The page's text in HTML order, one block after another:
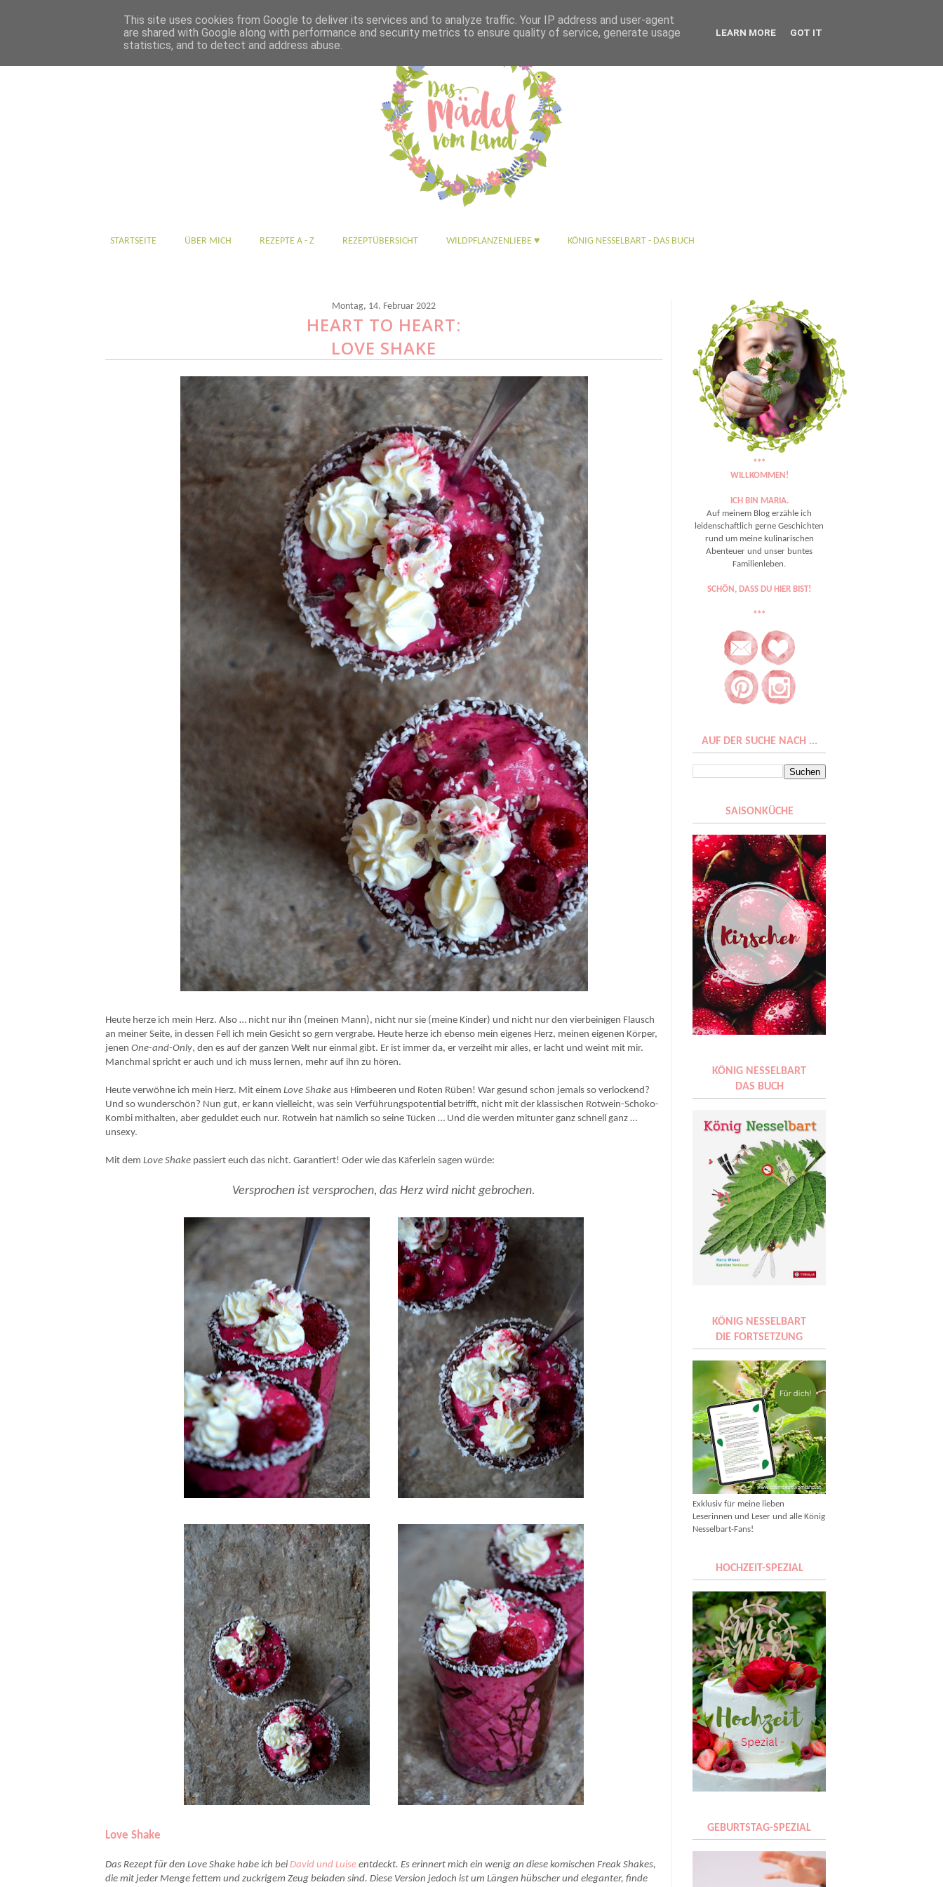
STARTSEITE ÜBER MICH REZEPTE A - Z REZEPTÜBERSICHT WILDPFLANZENLIEBE ♥ KÖNIG NESSELBART - DAS BUCH
Montag, 14. Februar 2022
HEART TO HEART:
LOVE SHAKE
Heute herze ich mein Herz. Also … nicht nur ihn (meinen Mann), nicht nur sie (meine Kinder) und nicht nur den vierbeinigen Flausch
an meiner Seite, in dessen Fell ich mein Gesicht so gern vergrabe. Heute herze ich ebenso mein eigenes Herz, meinen eigenen Körper,
jenenOne-and-Only, den es auf der ganzen Welt nur einmal gibt. Er ist immer da, er verzeiht mir alles, er lacht und weint mit mir.
Manchmal spricht er auch und ich muss lernen, mehr auf ihn zu hören.
Heute verwöhne ich mein Herz. Mit einemLove Shake aus Himbeeren und Roten Rüben! War gesund schon jemals so verlockend?
Und so wunderschön? Nun gut, er kann vielleicht, was sein Verführungspotential betrifft, nicht mit der klassischen Rotwein-Schoko-
Kombi mithalten, aber geduldet euch nur. Rotwein hat nämlich so seine Tücken … Und die werden mitunter ganz schnell ganz …
unsexy.
Mit demLove Shake passiert euch das nicht. Garantiert! Oder wie das Käferlein sagen würde:
Versprochen ist versprochen, das Herz wird nicht gebrochen.
Love Shake
Das Rezept für den Love Shake habe ich beiDavid und Luise entdeckt. Es erinnert mich ein wenig an diese komischen Freak Shakes,
die mit jeder Menge fettem und zuckrigem Zeug beladen sind. Diese Version jedoch ist um Längen hübscher und eleganter, finde
***
WILLKOMMEN!
ICH BIN MARIA.
Auf meinem Blog erzähle ich
leidenschaftlich gerne Geschichten
rund um meine kulinarischen
Abenteuer und unser buntes
Familienleben.
SCHÖN, DASS DU HIER BIST!
***
AUF DER SUCHE NACH ...
SAISONKÜCHE
KÖNIG NESSELBART
DAS BUCH
KÖNIG NESSELBART
DIE FORTSETZUNG
Exklusiv für meine lieben
Leserinnen und Leser und alle König
Nesselbart-Fans!
HOCHZEIT-SPEZIAL
GEBURTSTAG-SPEZIAL
This site uses cookies from Google to deliver its services and to analyze traffic. Your IP address and user-agent
are shared with Google along with performance and security metrics to ensure quality of service, generate usage
statistics, and to detect and address abuse.
LEARN MORE GOT IT